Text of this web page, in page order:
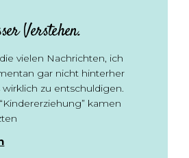
Verstehen.
vielen Nachrichten, ich
gar nicht hinterher
zu entschuldigen.
kamen